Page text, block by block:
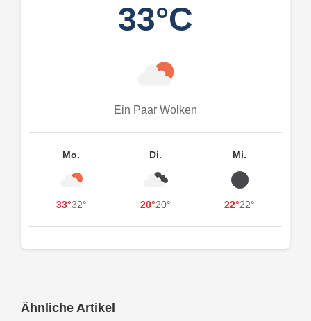
33°C
Ein Paar Wolken
Mo.
33°32°
Di.
20°20°
Mi.
22°22°
Ähnliche Artikel